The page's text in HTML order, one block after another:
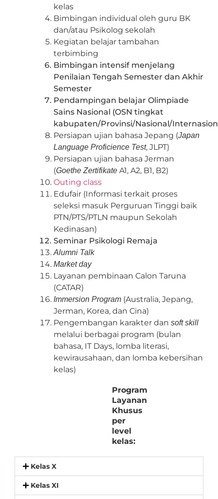
kelas
Bimbingan individual oleh guru BK
dan/atau Psikolog sekolah
Kegiatan belajar tambahan
terbimbing
Bimbingan intensif menjelang
Penilaian Tengah Semester dan Akhir
Semester
Pendampingan belajar Olimpiade
Sains Nasional (OSN tingkat
kabupaten/Provinsi/Nasional/
Persiapan ujian bahasa Jepang (Japan
Language Proficience Test, JLPT)
Persiapan ujian bahasa Jerman
(Goethe Zertifikate A1, A2, B1, B2)
Outing class
Edufair (Informasi terkait proses
seleksi masuk Perguruan Tinggi baik
PTN/PTS/PTLN maupun Sekolah
Kedinasan)
Seminar Psikologi Remaja
Alumni Talk
Market day
Layanan pembinaan Calon Taruna
(CATAR)
Immersion Program (Australia, Jepang,
Jerman, Korea, dan Cina)
Pengembangan karakter dan soft skill
melalui berbagai program (bulan
bahasa, IT Days, lomba literasi,
kewirausahaan, dan lomba kebersihan
kelas)
Program
Layanan
Khusus
per
level
kelas:
Kelas X
Kelas XI